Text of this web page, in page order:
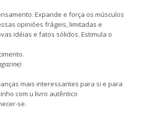
Expande e força os músculos
opiniões frágeis, limitadas e
idéias e fatos sólidos. Estimula o
mais interessantes para si e para
com u livro autêntico
se.